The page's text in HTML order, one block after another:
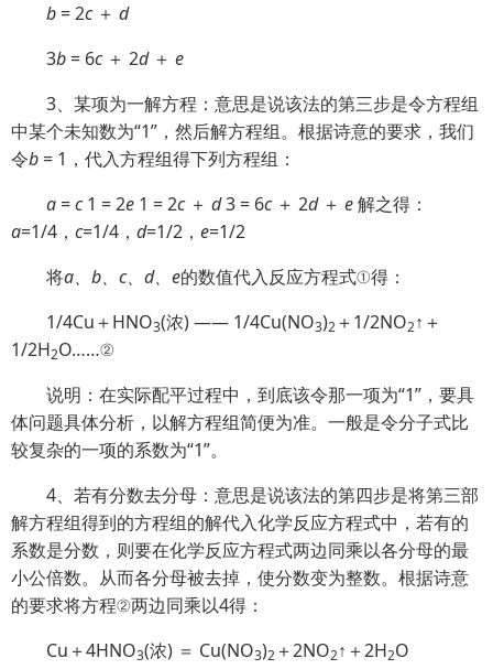
b = 2c＋ d
3b = 6c＋ 2d＋ e
3、某项为一解方程：意思是说该法的第三步是令方程组
中某个未知数为“1”，然后解方程组。根据诗意的要求，我们
令b = 1，代入方程组得下列方程组：
a =c1 = 2e 1 = 2c＋ d3 = 6c＋ 2d ＋ e解之得：
a=1/4， c=1/4， d=1/2， e=1/2
将a、b、c、d、e的数值代入反应方程式①得：
1/4Cu＋HNO3(浓) —— 1/4Cu(NO3)2 ＋1/2NO2↑＋
1/2H2O……②
说明：在实际配平过程中，到底该令那一项为“1”，要具
体问题具体分析，以解方程组简便为准。一般是令分子式比
较复杂的一项的系数为“1”。
4、若有分数去分母：意思是说该法的第四步是将第三部
解方程组得到的方程组的解代入化学反应方程式中，若有的
系数是分数，则要在化学反应方程式两边同乘以各分母的最
小公倍数。从而各分母被去掉，使分数变为整数。根据诗意
的要求将方程②两边同乘以4得：
Cu＋4HNO3(浓) ＝ Cu(NO3)2 ＋2NO2↑＋2H2O